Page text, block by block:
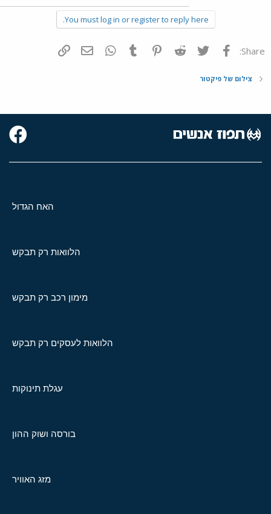
You must log in or register to reply here.
Share: פייסבוק Twitter
Reddit
Pinterest
Tumblr
WhatsAppדואר אלקטרוני
צילום של פיקטור
האח הגדול
הלוואות רק תבקש
מימון רכב רק תבקש
הלוואות לעסקים רק תבקש
עגלת תינוקות
בורסה ושוק ההון
מזג האוויר